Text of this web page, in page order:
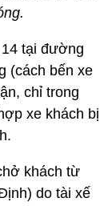
tại đường
(cách bến xe
chỉ trong
xe khách bị
khách từ
do tài xế